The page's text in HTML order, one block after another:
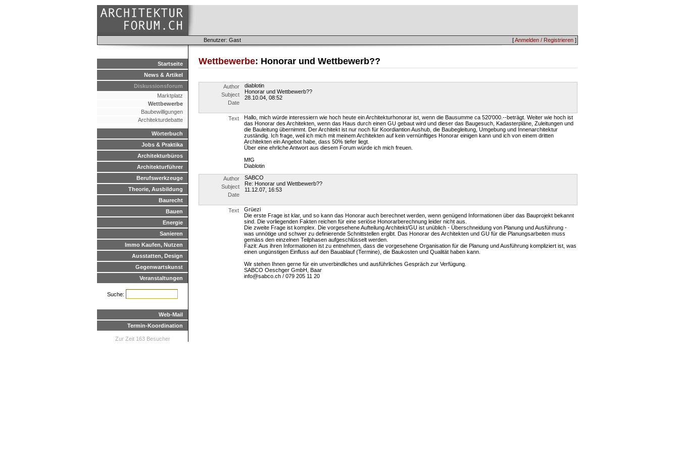
[Anmelden / Registrieren ]
Benutzer: Gast
Startseite
News & Artikel
Diskussionsforum
Marktplatz
Wettbewerbe
Baubewilligungen
Architekturdebatte
Wörterbuch
Jobs & Praktika
Architekturbüros
Architekturführer
Berufswerkzeuge
Theorie, Ausbildung
Baurecht
Bauen
Energie
Sanieren
Immo Kaufen, Nutzen
Ausstatten, Design
Gegenwartskunst
Veranstaltungen
Suche:
Web-Mail
Termin-Koordination
Zur Zeit 163 Besucher
Wettbewerbe: Honorar und Wettbewerb??
Author
diablotin
Subject
Honorar und Wettbewerb??
Date
28.10.04, 08:52
Text
Hallo, mich würde interessiern wie hoch heute ein Architekturhonorar ist, wenn die Bausumme ca 520'000.--beträgt. Weiter wie hoch ist
das Honorar des Architekten, wenn das Haus durch einen GU gebaut wird und dieser das Baugesuch, Kadasterpläne, Zuleitungen und
die Bauleitung übernimmt. Der Architekt ist nur noch für Koordiantion Aushub, die Baubegleitung, Umgebung und Innenarchitektur
zuständig. Ich frage, weil ich mich mit meinem Architekten auf kein vernünftiges Honorar einigen kann und ich von einem dritten
Architekten ein Angebot habe, dass 50% tiefer liegt.
Über eine ehrliche Antwort aus diesem Forum würde ich mich freuen.
MfG
Diablotin
Author
SABCO
Subject
Re: Honorar und Wettbewerb??
Date
11.12.07, 16:53
Text
Grüezi
Die erste Frage ist klar, und so kann das Honorar auch berechnet werden, wenn genügend Informationen über das Bauprojekt bekannt
sind. Die vorliegenden Fakten reichen für eine seriöse Honorarberechnung leider nicht aus.
Die zweite Frage ist komplex. Die vorgesehene Aufteilung Architekt/GU ist unüblich - Überschneidung von Planung und Ausführung -
was unnötige und schwer zu definierende Schnittstellen ergibt. Das Honorar des Architekten und GU für die Planungsarbeiten muss
gemäss den einzelnen Teilphasen aufgeschlüsselt werden.
Fazit: Aus ihren Informationen ist zu entnehmen, dass die vorgesehene Organisation für die Planung und Ausführung kompliziert ist, was
einen ungünstigen Einfluss auf den Bauablauf (Termine), die Baukosten und Qualität haben kann.
Wir stehen Ihnen gerne für ein unverbindliches und ausführliches Gespräch zur Verfügung.
SABCO Oeschger GmbH, Baar
info@sabco.ch / 079 205 11 20